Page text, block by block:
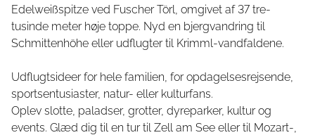
Edelweißspitze ved Fuscher Törl, omgivet af 37 tre-
tusinde meter høje toppe. Nyd en bjergvandring til
Schmittenhöhe eller udflugter til Krimml-vandfaldene.
Udflugtsideer for hele familien, for opdagelsesrejsende,
sportsentusiaster, natur- eller kulturfans.
Oplev slotte, paladser, grotter, dyreparker, kultur og
events. Glæd dig til en tur til Zell am See eller til Mozart-,